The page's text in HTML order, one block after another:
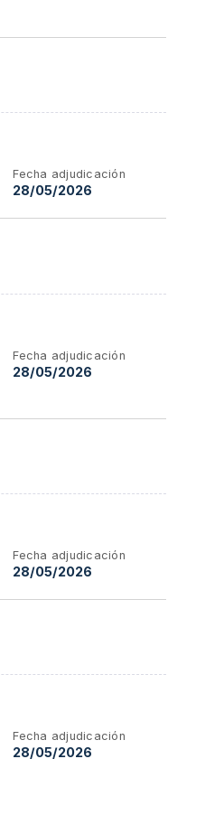
Fecha adjudicación
28/05/2026
Fecha adjudicación
28/05/2026
Fecha adjudicación
28/05/2026
Fecha adjudicación
28/05/2026